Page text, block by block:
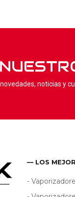
noticias y
— LOS
-